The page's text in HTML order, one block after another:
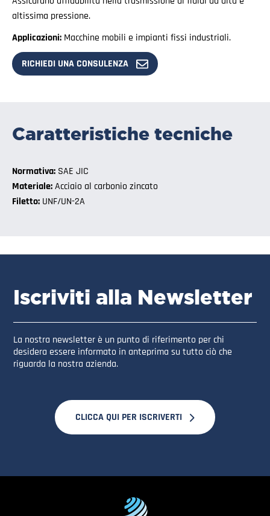
altissima pressione.
Applicazioni: Macchine mobili e impianti fissi industriali.
RICHIEDI UNA CONSULENZA
Caratteristiche tecniche
Normativa: SAE JIC
Materiale:Acciaio al carbonio zincato
Filetto: UNF/UN-2A
Iscriviti alla Newsletter
La nostra newsletter è un punto di riferimento per chi
desidera essere informato in anteprima su tutto ciò che
riguarda la nostra azienda.
CLICCA QUI PER ISCRIVERTI